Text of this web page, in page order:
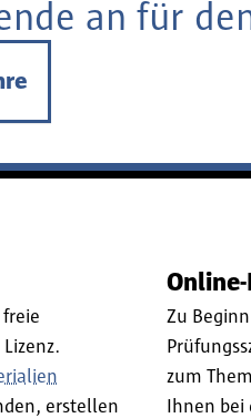
an für
freie
erstellen
Zu
zum
Ihnen